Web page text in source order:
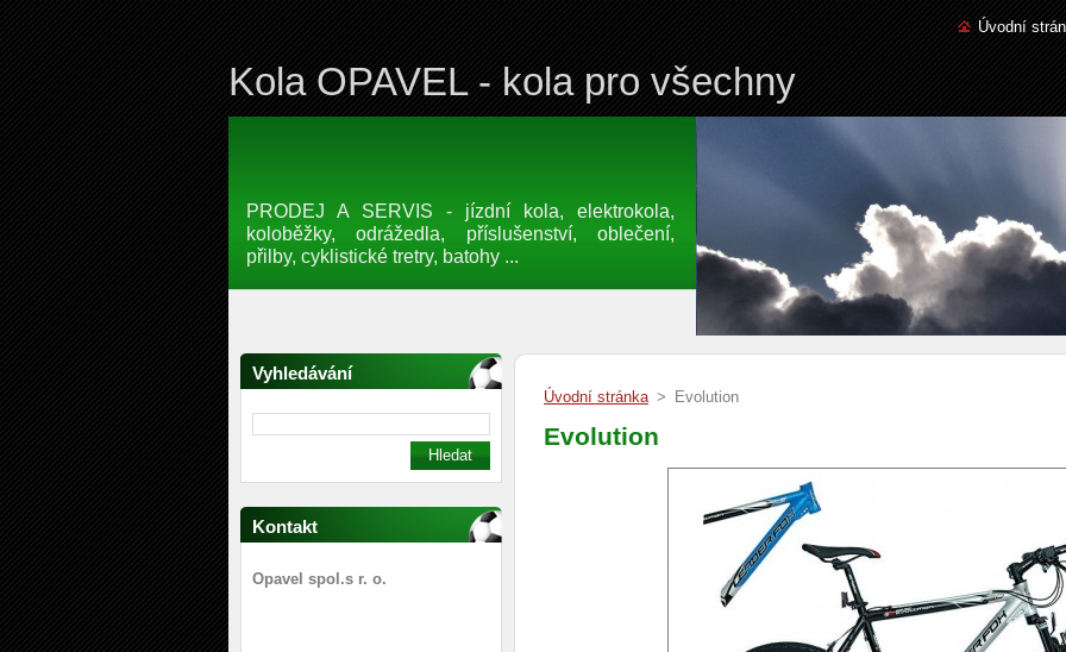
Úvodní
Kola OPAVEL - kola pro všechny
PRODEJ A SERVIS - jízdní kola, elektrokola,
koloběžky, odrážedla, příslušenství, oblečení,
přilby, cyklistické tretry, batohy ...
Vyhledávání
Kontakt
Opavel spol.s r. o.
Úvodní stránka > Evolution
Evolution